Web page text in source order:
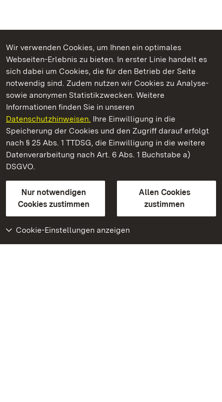
Wir verwenden Cookies, um Ihnen ein optimales
Webseiten-Erlebnis zu bieten. In erster Linie handelt es
sich dabei um Cookies, die für den Betrieb der Seite
notwendig sind. Zudem nutzen wir Cookies zu Analyse-
sowie anonymen Statistikzwecken. Weitere
Informationen finden Sie in unseren
Datenschutzhinweisen. Ihre Einwilligung in die
Speicherung der Cookies und den Zugriff darauf erfolgt
nach § 25 Abs. 1 TTDSG, die Einwilligung in die weitere
Datenverarbeitung nach Art. 6 Abs. 1 Buchstabe a)
DSGVO.
Nur notwendigen
Cookies zustimmen
Allen Cookies
zustimmen
Cookie-Einstellungen anzeigen
Kommen. Staunen. Genießen.
Staatliche Schlösser und Gärten Baden‑Württemberg
Staatliche Schlösser und Gärten Baden-Württemberg
Kontakt
GebärdenspracheLeichte Sprache
Erklärung zur Barrierefreiheit
BITV-konform (geprüfte Seiten)
Weiteres